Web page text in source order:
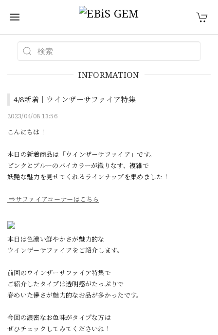
INFORMATION
4/8新着｜ウインザーサファイア特集
2023/04/08 13:56
こんにちは！
本日の新着商品は「ウインザーサファイア」です。
ピンクとブルーのバイカラーが織りなす、複雑で
妖艶な魅力を見せてくれるラインナップを集めました！
⇒サファイアコーナーはこちら
本日は色濃い鮮やかさが魅力的な
ウインザーサファイアをご紹介します。
前回のウインザーサファイア特集で
ご紹介したタイプは透明感がたっぷりで
春めいた儚さが魅力的なお品が多かったです。
今回の濃密なお色味がタイプな方は
ぜひチェックしてみてくださいね！